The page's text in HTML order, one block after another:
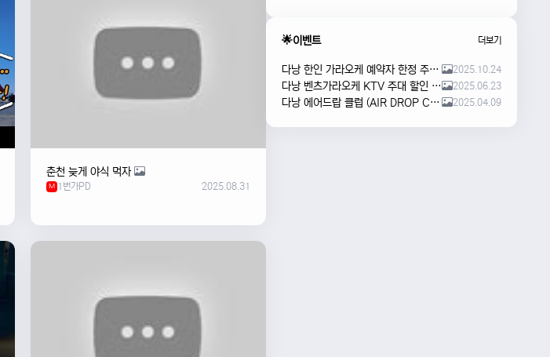
춘천 늦게 야식 먹자
M 1번가PD 2025.08.31
🌟이벤트 더보기
다낭 한인 가라오케 예약자 한정 주류 이벤트 안내 2025.10.24
다낭 벤츠가라오케 KTV 주대 할인 해피아워 이벤트 2025.06.23
다낭 에어드랍 클럽 (AIR DROP CLUB) 오픈 이벤트!! 2025.04.09